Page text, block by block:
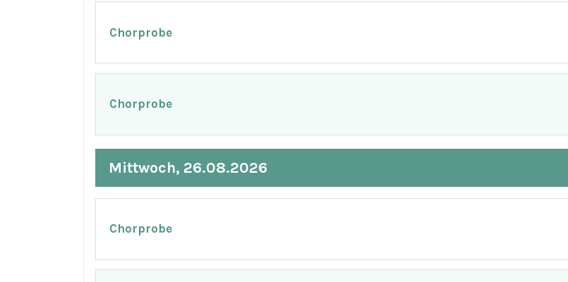
Chorprobe
Chorprobe
Mittwoch, 26.08.2026
Chorprobe